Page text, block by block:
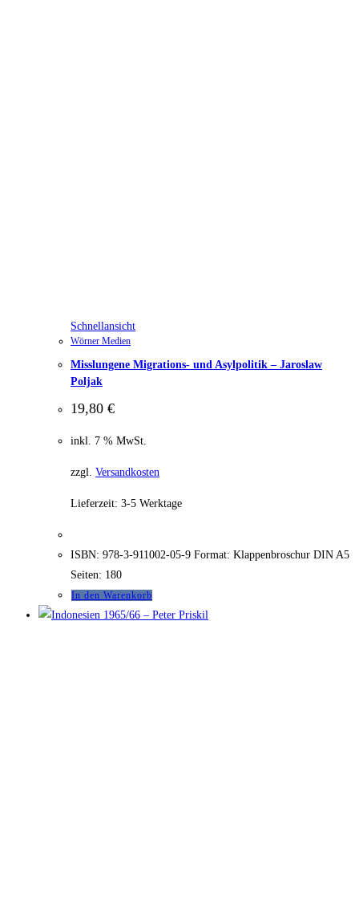
Schnellansicht
Wörner Medien
Misslungene Migrations- und Asylpolitik – Jaroslaw
Poljak
19,80 €
inkl. 7 % MwSt.
zzgl. Versandkosten
Lieferzeit: 3-5 Werktage
ISBN: 978-3-911002-05-9 Format: Klappenbroschur DIN A5
Seiten: 180
In den Warenkorb